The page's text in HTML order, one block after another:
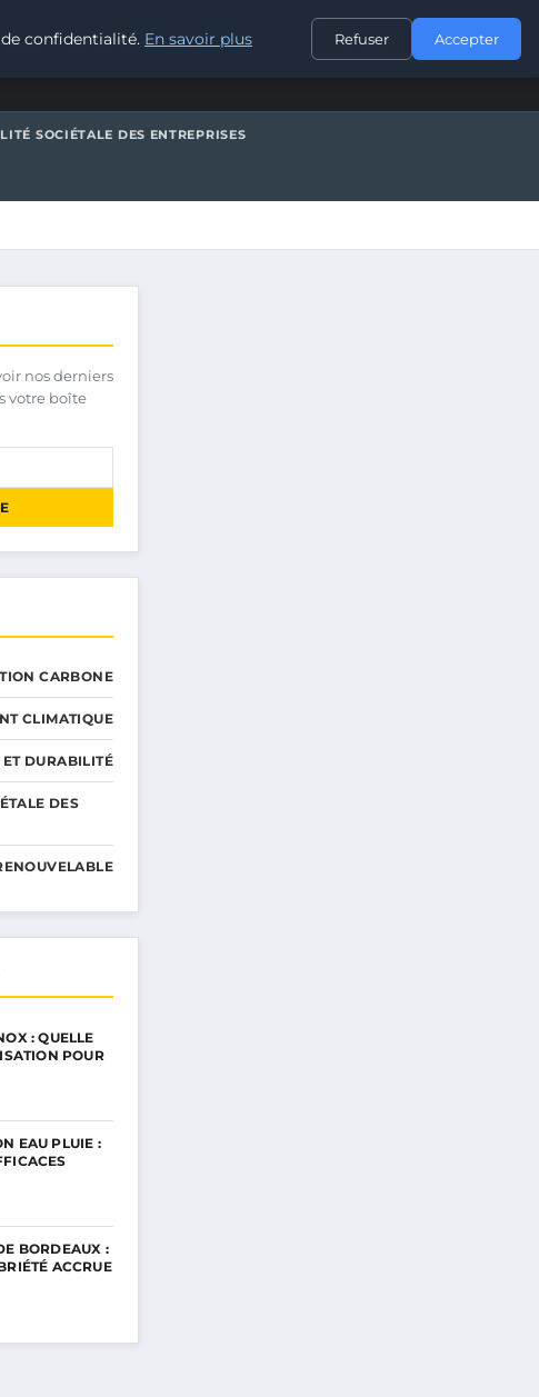
CONTACT
SOCIÉTALE DES ENTREPRISES
nos derniers
votre boîte
CARBONE
CLIMATIQUE
DURABILITÉ
DES
: QUELLE
POUR
EAU PLUIE :
BORDEAUX :
ACCRUE
confidentialité. En savoir plus Refuser Accepter